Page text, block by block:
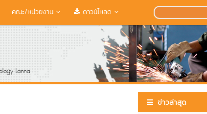
คณะ/หน่วยงาน ดาวน์โหลด
ข่าวล่าสุด